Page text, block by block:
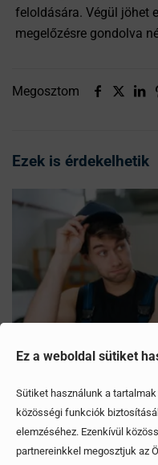
Ez a weboldal sütiket
Sütiket használunk a
közösségi funkciók
elemzéséhez. Ezenkívül
partnereinkkel megosztjuk az
feloldására. Végül jöhet
megelőzésre gondolva
Megosztom
Ezek is érdekelhetik
Mítoszok, amiktől mi is